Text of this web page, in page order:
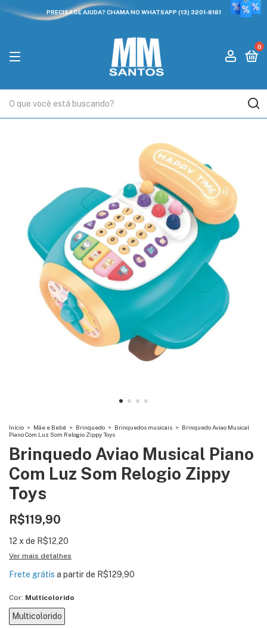
PRECISA DE AJUDA? CHAMA NO WHATSAPP (13) 3201-8181
0
Início > Mãe e Bebê > Brinquedo > Brinquedos musicais > Brinquedo Aviao Musical
Piano Com Luz Som Relogio Zippy Toys
Brinquedo Aviao Musical Piano
Com Luz Som Relogio Zippy
Toys
R$119,90
12 x de R$12,20
Ver mais detalhes
Frete grátis a partir de R$129,90
Cor: Multicolorido
Multicolorido